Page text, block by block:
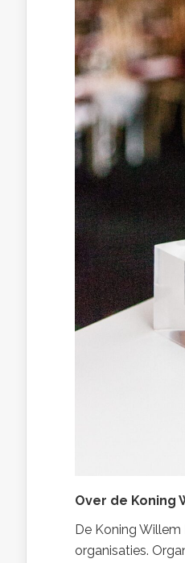
Over de Koning
De Koning
organisaties.